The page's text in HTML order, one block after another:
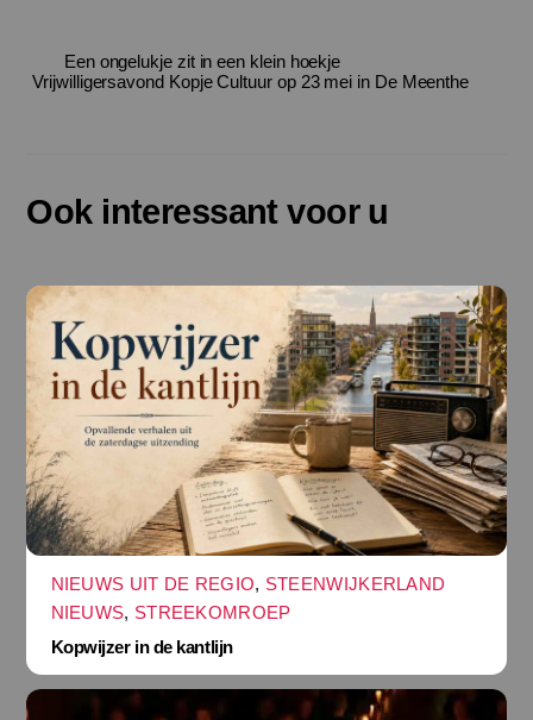
Een ongelukje zit in een klein hoekje
Vrijwilligersavond Kopje Cultuur op 23 mei in De Meenthe
Ook interessant voor u
NIEUWS UIT DE REGIO, STEENWIJKERLAND
NIEUWS, STREEKOMROEP
Kopwijzer in de kantlijn